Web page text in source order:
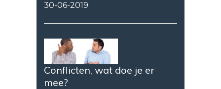
30-06-2019
Conflicten, wat doe je er
mee?